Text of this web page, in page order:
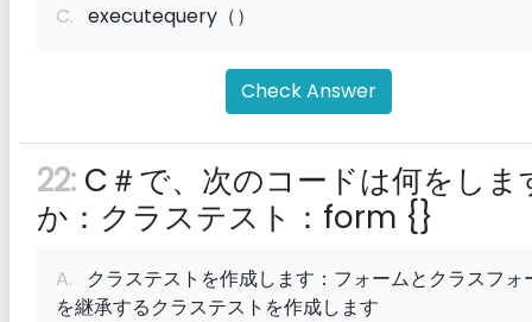
C. executequery（）
Check Answer
22: C＃で、次のコードは何をしま
か：クラステスト：form {}
A. クラステストを作成します：フォームとクラスフォ
を継承するクラステストを作成します